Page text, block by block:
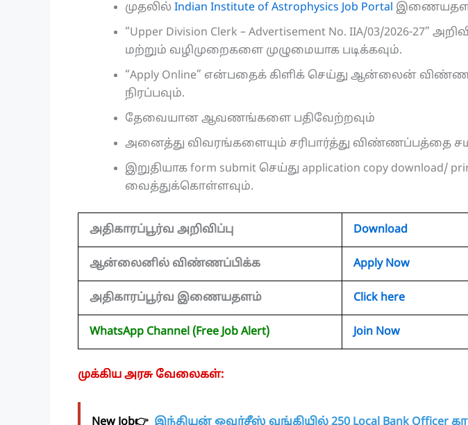
முதலில் Indian Institute of Astrophysics Job Portal
“Upper Division Clerk – Advertisement No. IIA/03/2026-27”
மற்றும் வழிமுறைகளை முழுமையாக படிக்கவும்.
“Apply Online” என்பதைக் கிளிக் செய்து ஆன்லைன்
நிரப்பவும்.
தேவையான ஆவணங்களை பதிவேற்றவும்
அனைத்து விவரங்களையும் சரிபார்த்து விண்ணப்பத்தை
இறுதியாக form submit செய்து application copy download/
வைத்துக்கொள்ளவும்.
அதிகாரப்பூர்வ அறிவிப்பு Download
ஆன்லைனில் விண்ணப்பிக்க Apply Now
அதிகாரப்பூர்வ இணையதளம் Click here
WhatsApp Channel (Free Job Alert) Join Now
முக்கிய அரசு வேலைகள்:
New Job👉 இந்தியன் ஓவர்சீஸ் வங்கியில் 250 Local Bank Officer